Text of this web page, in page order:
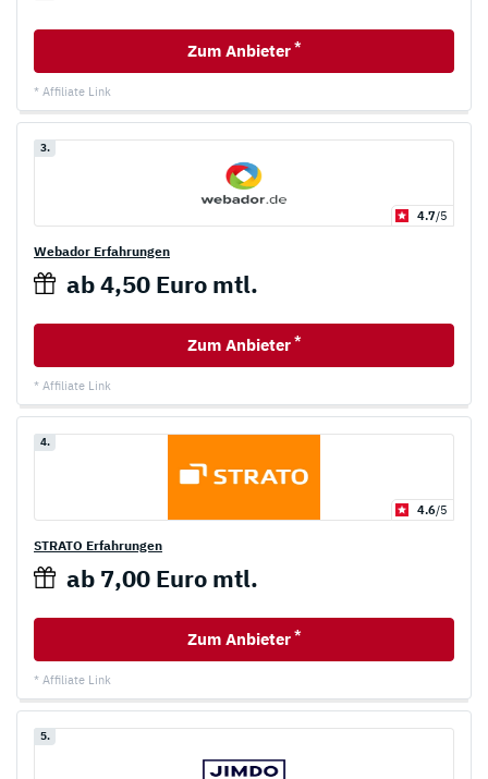
Zum Anbieter *
* Affiliate Link
3.
4.7/5
Webador Erfahrungen
ab 4,50 Euro mtl.
Zum Anbieter *
* Affiliate Link
4.
4.6/5
STRATO Erfahrungen
ab 7,00 Euro mtl.
Zum Anbieter *
* Affiliate Link
5.